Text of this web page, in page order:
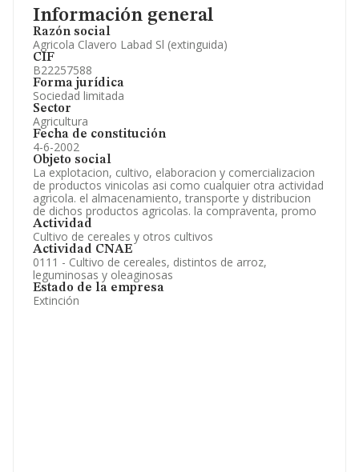
Información general
Razón social
Agricola Clavero Labad Sl (extinguida)
CIF
B22257588
Forma jurídica
Sociedad limitada
Sector
Agricultura
Fecha de constitución
4-6-2002
Objeto social
La explotacion, cultivo, elaboracion y comercializacion
de productos vinicolas asi como cualquier otra actividad
agricola. el almacenamiento, transporte y distribucion
de dichos productos agricolas. la compraventa, promo
Actividad
Cultivo de cereales y otros cultivos
Actividad CNAE
0111 - Cultivo de cereales, distintos de arroz,
leguminosas y oleaginosas
Estado de la empresa
Extinción
Información oficial y registral complementaria.